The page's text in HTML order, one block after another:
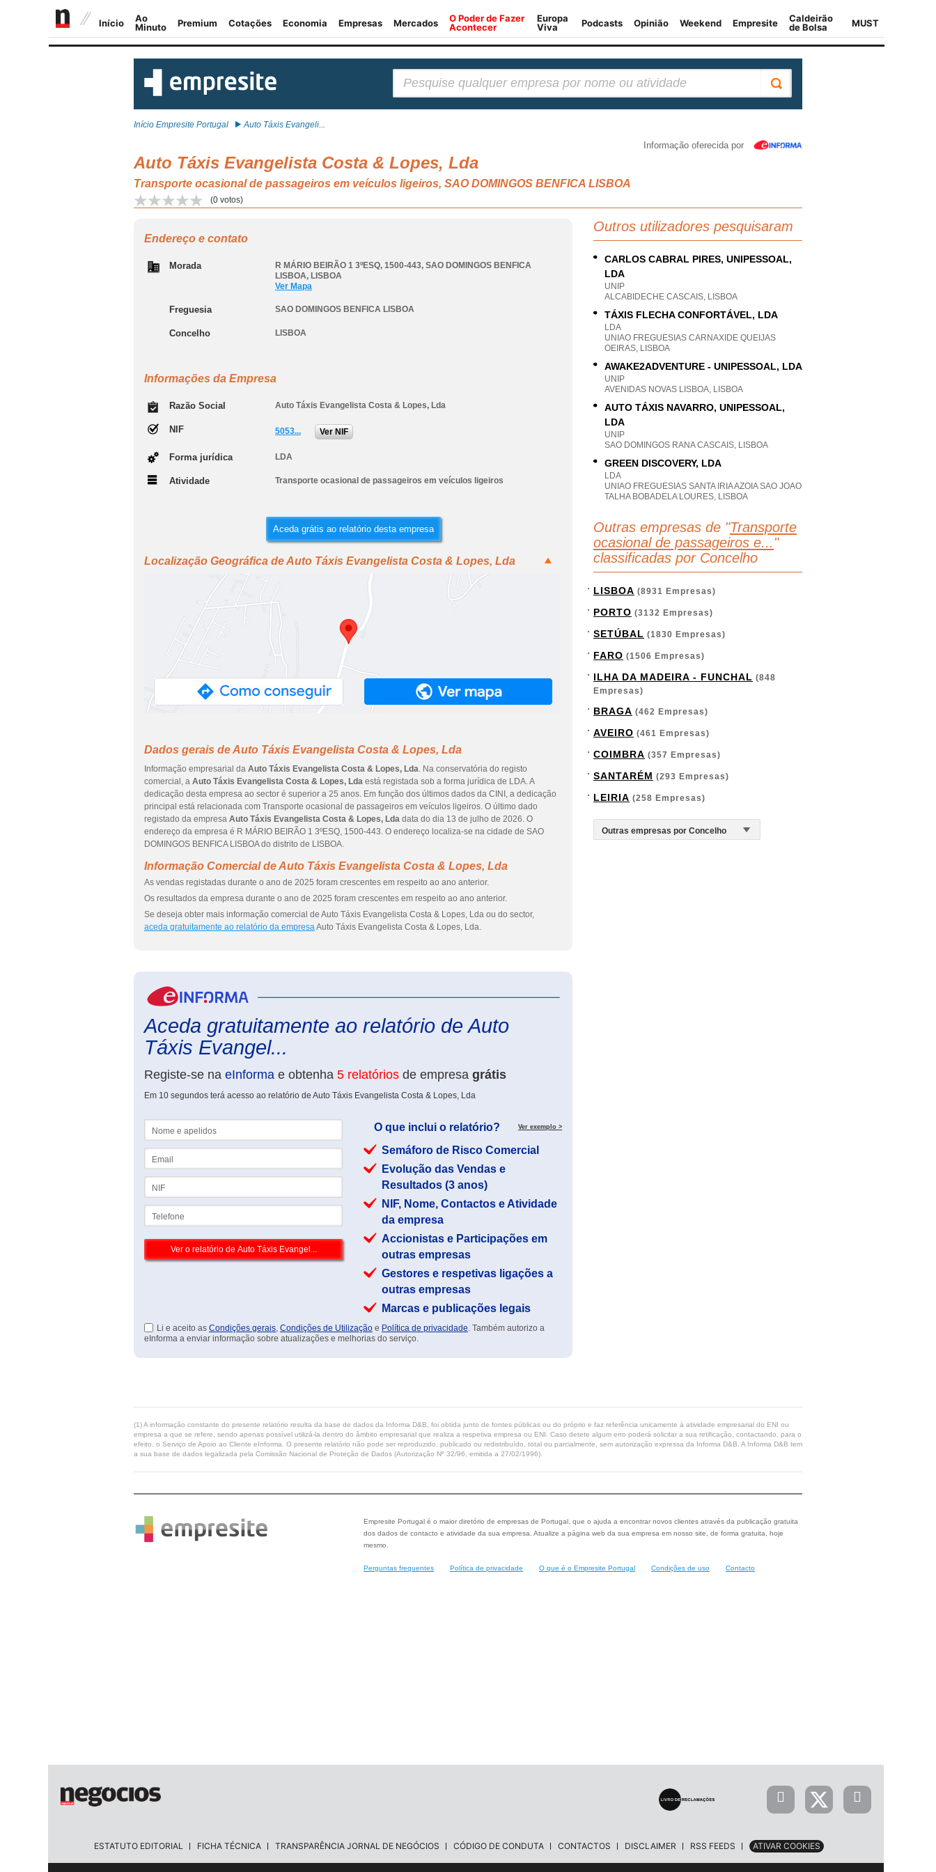
Início Empresite Portugal Auto Táxis Evangeli...
Informação oferecida por
Auto Táxis Evangelista Costa & Lopes, Lda
Transporte ocasional de passageiros em veículos ligeiros, SAO DOMINGOS BENFICA LISBOA
(0 votos)
Endereço e contato
Morada R MÁRIO BEIRÃO 1 3ºESQ, 1500-443, SAO DOMINGOS BENFICA
LISBOA, LISBOA
Ver Mapa
Freguesia SAO DOMINGOS BENFICA LISBOA
Concelho LISBOA
Informações da Empresa
Razão Social Auto Táxis Evangelista Costa & Lopes, Lda
NIF 5053... Ver NIF
Forma jurídica LDA
Atividade Transporte ocasional de passageiros em veículos ligeiros
Aceda grátis ao relatório desta empresa
Localização Geográfica de Auto Táxis Evangelista Costa & Lopes, Lda
Dados gerais de Auto Táxis Evangelista Costa & Lopes, Lda
Informação empresarial da Auto Táxis Evangelista Costa & Lopes, Lda. Na conservatória do registo
comercial, a Auto Táxis Evangelista Costa & Lopes, Lda está registada sob a forma jurídica de LDA. A
dedicação desta empresa ao sector é superior a 25 anos. Em função dos últimos dados da CINI, a dedicação
principal está relacionada com Transporte ocasional de passageiros em veículos ligeiros. O último dado
registado da empresa Auto Táxis Evangelista Costa & Lopes, Lda data do dia 13 de julho de 2026. O
endereço da empresa é R MÁRIO BEIRÃO 1 3ºESQ, 1500-443. O endereço localiza-se na cidade de SAO
DOMINGOS BENFICA LISBOA do distrito de LISBOA.
Informação Comercial de Auto Táxis Evangelista Costa & Lopes, Lda
As vendas registadas durante o ano de 2025 foram crescentes em respeito ao ano anterior.
Os resultados da empresa durante o ano de 2025 foram crescentes em respeito ao ano anterior.
Se deseja obter mais informação comercial de Auto Táxis Evangelista Costa & Lopes, Lda ou do sector,
aceda gratuitamente ao relatório da empresaAuto Táxis Evangelista Costa & Lopes, Lda.
Aceda gratuitamente ao relatório de Auto
Táxis Evangel...
Registe-se na eInforma e obtenha 5 relatórios de empresa grátis
Em 10 segundos terá acesso ao relatório de Auto Táxis Evangelista Costa & Lopes, Lda
O que inclui o relatório? Ver exemplo >
Semáforo de Risco Comercial
Evolução das Vendas e
Resultados (3 anos)
NIF, Nome, Contactos e Atividade
da empresa
Accionistas e Participações em
outras empresas
Gestores e respetivas ligações a
outras empresas
Marcas e publicações legais
Li e aceito as Condições gerais, Condições de Utilização e Política de privacidade. Também autorizo a
eInforma a enviar informação sobre atualizações e melhorias do serviço.
Outros utilizadores pesquisaram
CARLOS CABRAL PIRES, UNIPESSOAL,
LDA
UNIP
ALCABIDECHE CASCAIS, LISBOA
TÁXIS FLECHA CONFORTÁVEL, LDA
LDA
UNIAO FREGUESIAS CARNAXIDE QUEIJAS
OEIRAS, LISBOA
AWAKE2ADVENTURE - UNIPESSOAL, LDA
UNIP
AVENIDAS NOVAS LISBOA, LISBOA
AUTO TÁXIS NAVARRO, UNIPESSOAL,
LDA
UNIP
SAO DOMINGOS RANA CASCAIS, LISBOA
GREEN DISCOVERY, LDA
LDA
UNIAO FREGUESIAS SANTA IRIA AZOIA SAO JOAO
TALHA BOBADELA LOURES, LISBOA
Outras empresas de "Transporte
ocasional de passageiros e... "
classificadas por Concelho
LISBOA (8931 Empresas)
PORTO (3132 Empresas)
SETÚBAL (1830 Empresas)
FARO (1506 Empresas)
ILHA DA MADEIRA - FUNCHAL (848
Empresas)
BRAGA (462 Empresas)
AVEIRO (461 Empresas)
COIMBRA (357 Empresas)
SANTARÉM (293 Empresas)
LEIRIA (258 Empresas)
(1) A informação constante do presente relatório resulta da base de dados da Informa D&B, foi obtida junto de fontes públicas ou do próprio e faz referência unicamente à atividade empresarial do ENI ou
empresa a que se refere, sendo apenas possível utilizá-la dentro do âmbito empresarial que realiza a respetiva empresa ou ENI. Caso detete algum erro poderá solicitar a sua retificação, contactando, para o
efeito, o Serviço de Apoio ao Cliente eInforma. O presente relatório não pode ser reproduzido, publicado ou redistribuído, total ou parcialmente, sem autorização expressa da Informa D&B. A Informa D&B tem
a sua base de dados legalizada pela Comissão Nacional de Proteção de Dados (Autorização Nº 32/96, emitida a 27/02/1996).
Empresite Portugal é o maior diretório de empresas de Portugal, que o ajuda a encontrar novos clientes através da publicação gratuita
dos dados de contacto e atividade da sua empresa. Atualize a página web da sua empresa em nosso site, de forma gratuita, hoje
mesmo.
Perguntas frequentes Política de privacidade O que é o Empresite Portugal Condições de uso Contacto